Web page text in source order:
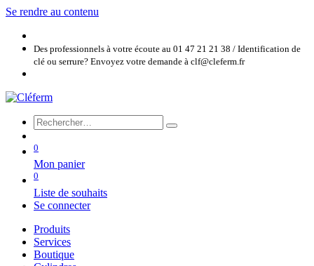
Se rendre au contenu
Des professionnels à votre écoute au 01 47 21 21 38 / Identification de
clé ou serrure? Envoyez votre demande à clf@cleferm.fr
0
Mon panier
0
Liste de souhaits
Se connecter
Produits
Services
Boutique